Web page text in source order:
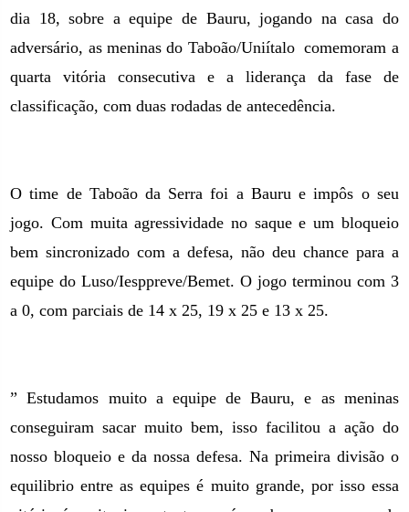
dia 18, sobre a equipe de Bauru, jogando na casa do
adversário, as meninas do Taboão/Uniítalo comemoram a
quarta vitória consecutiva e a liderança da fase de
classificação, com duas rodadas de antecedência.
O time de Taboão da Serra foi a Bauru e impôs o seu
jogo. Com muita agressividade no saque e um bloqueio
bem sincronizado com a defesa, não deu chance para a
equipe do Luso/Iesppreve/Bemet. O jogo terminou com 3
a 0, com parciais de 14 x 25, 19 x 25 e 13 x 25.
” Estudamos muito a equipe de Bauru, e as meninas
conseguiram sacar muito bem, isso facilitou a ação do
nosso bloqueio e da nossa defesa. Na primeira divisão o
equilibrio entre as equipes é muito grande, por isso essa